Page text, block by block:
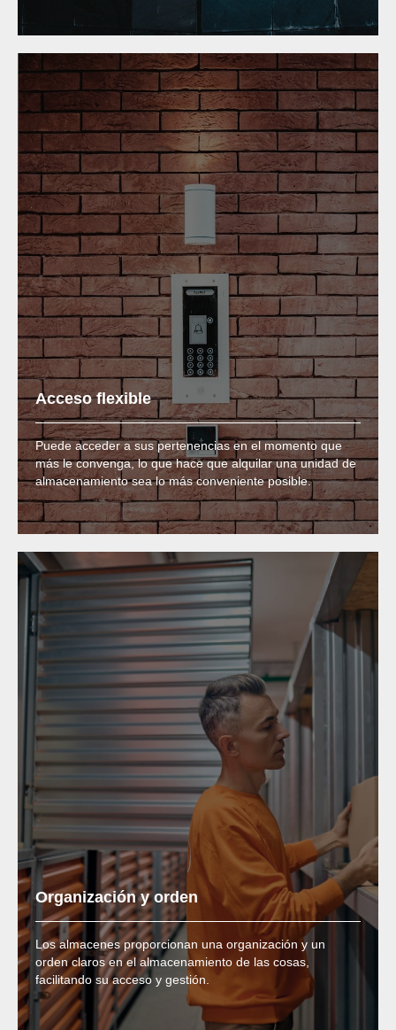
Acceso flexible
Puede acceder a sus pertenencias en el momento que
más le convenga, lo que hace que alquilar una unidad de
almacenamiento sea lo más conveniente posible.
Organización y orden
Los almacenes proporcionan una organización y un
orden claros en el almacenamiento de las cosas,
facilitando su acceso y gestión.